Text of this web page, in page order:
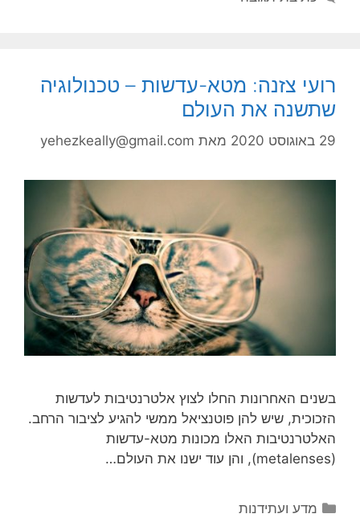
רועי צזנה: מטא-עדשות – טכנולוגיה
שתשנה את העולם
29 באוגוסט 2020 מאת yehezkeally@gmail.com
בשנים האחרונות החלו לצוץ אלטרנטיבות לעדשות
הזכוכית, שיש להן פוטנציאל ממשי להגיע לציבור הרחב.
האלטרנטיבות האלו מכונות מטא-עדשות
(metalenses), והן עוד ישנו את העולם…
קטגוריות
מדע ועתידנות